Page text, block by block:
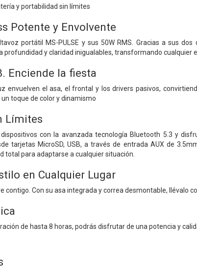
y portabilidad sin límites
Potente y Envolvente
portátil MS-PULSE y sus 50W RMS. Gracias a sus
profundidad y claridad inigualables, transformando cualquier
Enciende la fiesta
envuelven el asa, el frontal y los drivers pasivos,
toque de color y dinamismo
Límites
con la avanzada tecnología Bluetooth 5.3 y
tarjetas MicroSD, USB, a través de entrada AUX de
total para adaptarse a cualquier situación.
en Cualquier Lugar
contigo. Con su asa integrada y correa desmontable, llévalo
de hasta 8 horas, podrás disfrutar de una potencia y